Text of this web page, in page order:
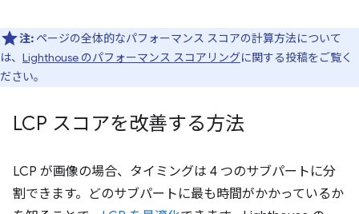
注: ページの全体的なパフォーマンス スコアの計算方法について
は、 Lighthouse のパフォーマンス スコアリングに関する投稿をご覧く
ださい。
LCP スコアを改善する方法
LCP が画像の場合、タイミングは 4 つのサブパートに分
割できます。どのサブパートに最も時間がかかっているか